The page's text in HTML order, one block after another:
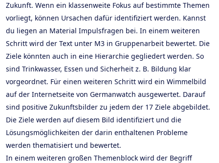
Zukunft. Wenn ein klassenweite Fokus auf bestimmte Themen
vorliegt, können Ursachen dafür identifiziert werden. Kannst
du liegen an Material Impulsfragen bei. In einem weiteren
Schritt wird der Text unter M3 in Gruppenarbeit bewertet. Die
Ziele könnten auch in eine Hierarchie gegliedert werden. So
sind Trinkwasser, Essen und Sicherheit z. B. Bildung klar
vorgeordnet. Für einen weiteren Schritt wird ein Wimmelbild
auf der Internetseite von Germanwatch ausgewertet. Darauf
sind positive Zukunftsbilder zu jedem der 17 Ziele abgebildet.
Die Ziele werden auf diesem Bild identifiziert und die
Lösungsmöglichkeiten der darin enthaltenen Probleme
werden thematisiert und bewertet.
In einem weiteren großen Themenblock wird der Begriff